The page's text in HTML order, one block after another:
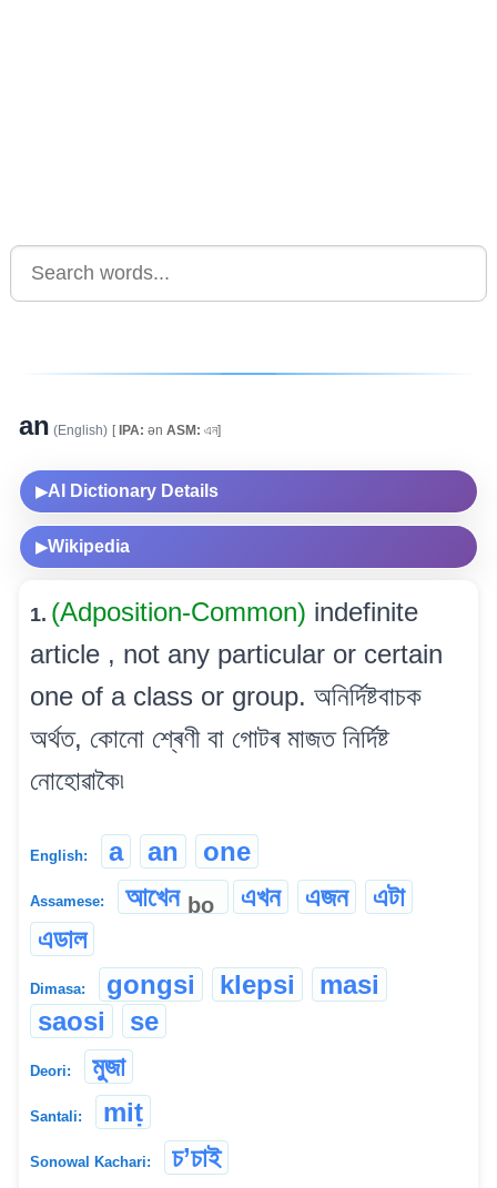
an (English) [IPA: ən ASM: এন]
▶AI Dictionary Details
▶Wikipedia
1. (Adposition-Common) indefinite
article , not any particular or certain
one of a class or group. অনিৰ্দিষ্টবাচক
অৰ্থত, কোনো শ্ৰেণী বা গোটৰ মাজত নিৰ্দিষ্ট
নোহোৱাকৈ৷
English: a an one
Assamese: আখেন bo এখন এজন
এটা
এডাল
Dimasa: gongsi klepsi
masi
saosi
se
Deori: মুজা
Santali: miṭ
Sonowal Kachari: চ‌’চাই